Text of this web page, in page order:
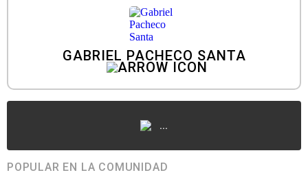
GABRIEL PACHECO SANTA
...
POPULAR EN LA COMUNIDAD